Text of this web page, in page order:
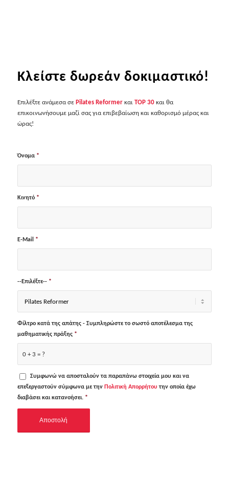
Κλείστε δωρεάν δοκιμαστικό!
Επιλέξτε ανάμεσα σε Pilates Reformerκαι TOP 30και θα
επικοινωνήσουμε μαζί σας για επιβεβαίωση και καθορισμό μέρας και
ώρας!
Όνομα *
Κινητό *
E-Mail *
--Επιλέξτε-- *
0 + 3 = ?
Φίλτρο κατά της απάτης - Συμπληρώστε το σωστό αποτέλεσμα της
μαθηματικής πράξης *
Συμφωνώ να αποσταλούν τα παραπάνω στοιχεία μου και να
επεξεργαστούν σύμφωνα με την Πολιτική Απορρήτου την οποία έχω
διαβάσει και κατανοήσει. *